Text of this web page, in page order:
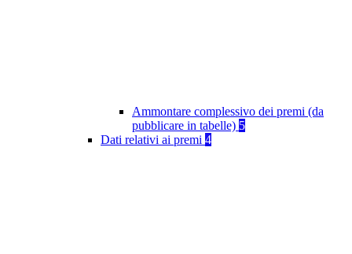
Ammontare complessivo dei premi (da
pubblicare in tabelle) 5
Dati relativi ai premi 4